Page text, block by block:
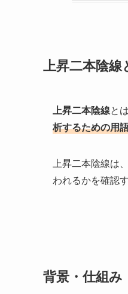
上昇二本陰線
上昇二本陰線とは
析するための用
上昇二本陰線は
われるかを確認
背景・仕組み